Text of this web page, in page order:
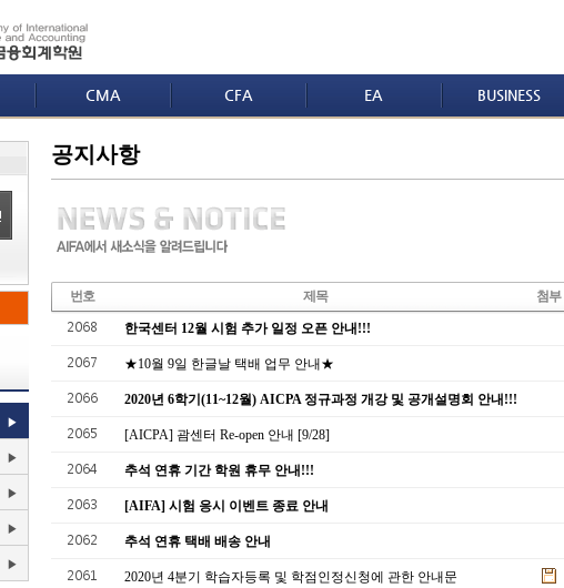
CMA CFA EA BUSINESS
공지사항
번호 제목 첨부
2068 한국센터 12월 시험 추가 일정 오픈 안내!!!
2067 ★10월 9일 한글날 택배 업무 안내★
2066 2020년 6학기(11~12월) AICPA 정규과정 개강 및 공개설명회 안내!!!
2065 [AICPA] 괌센터 Re-open 안내 [9/28]
2064 추석 연휴 기간 학원 휴무 안내!!!
2063 [AIFA] 시험 응시 이벤트 종료 안내
2062 추석 연휴 택배 배송 안내
2061 2020년 4분기 학습자등록 및 학점인정신청에 관한 안내문